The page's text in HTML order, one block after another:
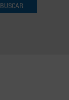
BUSCAR